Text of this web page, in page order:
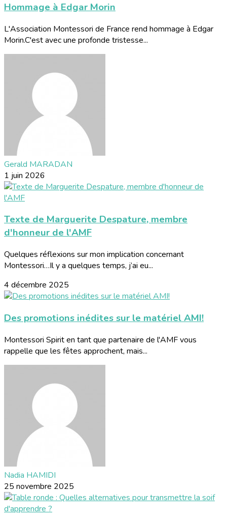
Hommage à Edgar Morin
L'Association Montessori de France rend hommage à Edgar
Morin.C'est avec une profonde tristesse...
Gerald MARADAN
1 juin 2026
Texte de Marguerite Despature, membre
d'honneur de l'AMF
Quelques réflexions sur mon implication concernant
Montessori…Il y a quelques temps, j’ai eu...
4 décembre 2025
Des promotions inédites sur le matériel AMI!
Montessori Spirit en tant que partenaire de l'AMF vous
rappelle que les fêtes approchent, mais...
Nadia HAMIDI
25 novembre 2025